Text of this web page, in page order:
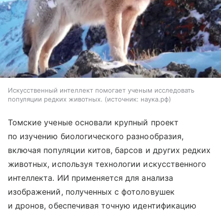
Искусственный интеллект помогает ученым исследовать
популяции редких животных.
источник: наука.рф
Томские ученые основали крупный проект
по изучению биологического разнообразия,
включая популяции китов, барсов и других редких
животных, используя технологии искусственного
интеллекта. ИИ применяется для анализа
изображений, полученных с фотоловушек
и дронов, обеспечивая точную идентификацию